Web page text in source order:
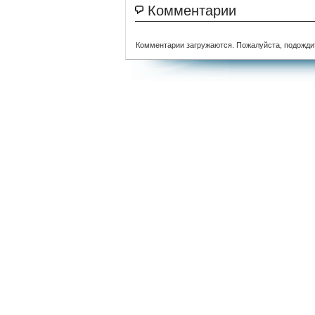
Комментарии
Комментарии загружаются. Пожалуйста,